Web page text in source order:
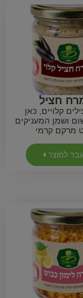
חציל
קלויים, כאן
ושמן המעניקים
מרקם קרמי
למוצר